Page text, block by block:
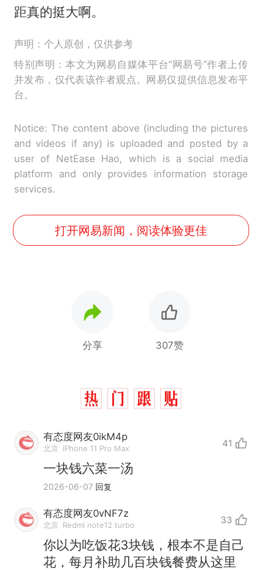
距真的挺大啊。
声明：个人原创，仅供参考
特别声明：本文为网易自媒体平台“网易号”作者上传
并发布，仅代表该作者观点。网易仅提供信息发布平
台。
Notice: The content above (including the pictures
and videos if any) is uploaded and posted by a
user of NetEase Hao, which is a social media
platform and only provides information storage
services.
打开网易新闻，阅读体验更佳
分享 307赞
有态度网友0ikM4p
北京 iPhone 11 Pro Max 41
一块钱六菜一汤
2026-06-07 回复
有态度网友0vNF7z
北京 Redmi note12 turbo 33
你以为吃饭花3块钱，根本不是自己
花，每月补助几百块钱餐费从这里